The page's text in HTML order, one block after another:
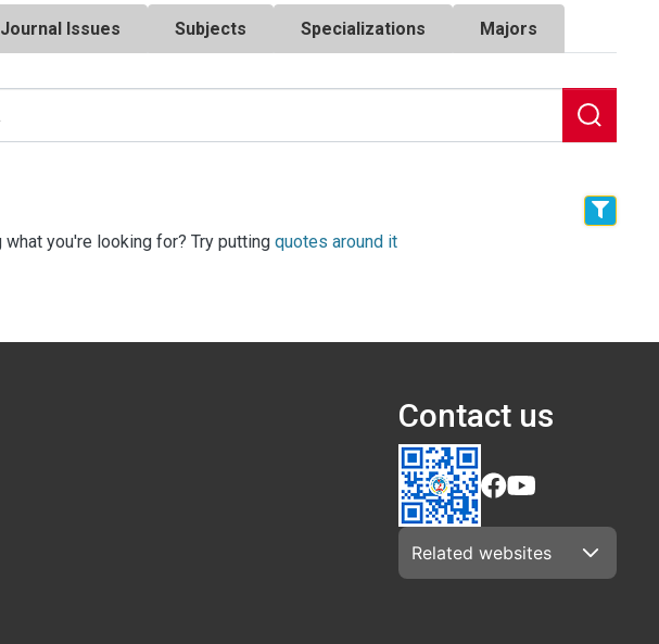
Journal Issues Subjects Specializations Majors
you're looking for? Try putting quotes around it
Contact us
Related websites